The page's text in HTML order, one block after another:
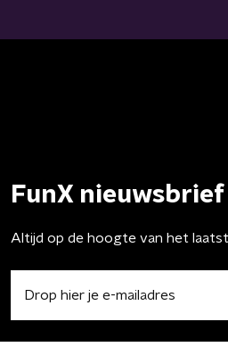
FunX nieuwsbrief
Altijd op de hoogte van het